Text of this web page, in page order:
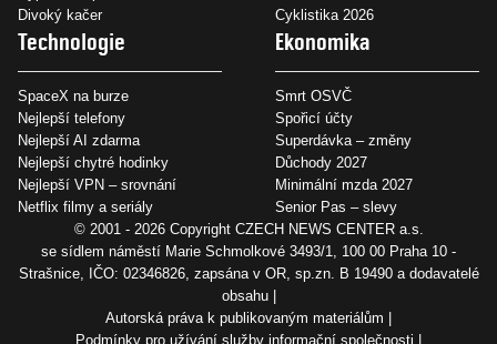
Divoký kačer
Cyklistika 2026
Technologie
SpaceX na burze
Nejlepší telefony
Nejlepší AI zdarma
Nejlepší chytré hodinky
Nejlepší VPN – srovnání
Netflix filmy a seriály
Ekonomika
Smrt OSVČ
Spořicí účty
Superdávka – změny
Důchody 2027
Minimální mzda 2027
Senior Pas – slevy
© 2001 - 2026 Copyright CZECH NEWS CENTER a.s.
se sídlem náměstí Marie Schmolkové 3493/1, 100 00 Praha 10 -
Strašnice, IČO: 02346826, zapsána v OR, sp.zn. B 19490 a dodavatelé
obsahu
Autorská práva k publikovaným materiálům
Podmínky pro užívání služby informační společnosti